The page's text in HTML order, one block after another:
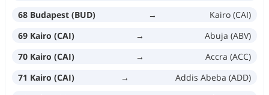
68 Budapest (BUD)
→
Kairo (CAI)
69 Kairo (CAI)
→
Abuja (ABV)
70 Kairo (CAI)
→
Accra (ACC)
71 Kairo (CAI)
→
Addis Abeba (ADD)